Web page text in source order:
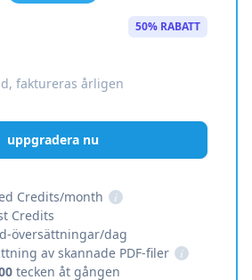
50% RABATT
faktureras årligen
uppgradera nu
Credits/month
i
Credits
översättningar/dag
av skannade PDF-filer
i
tecken åt gången